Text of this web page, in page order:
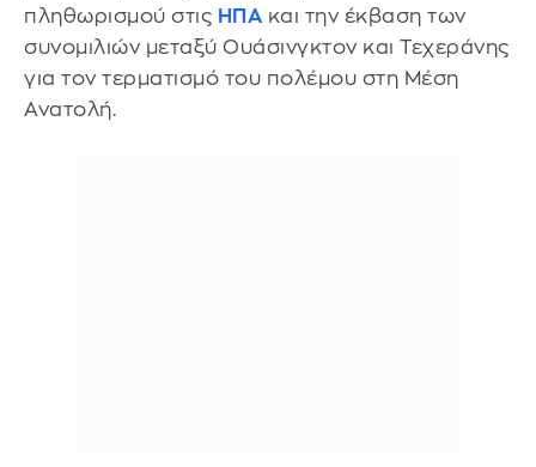
πληθωρισμού στις ΗΠΑ και την έκβαση των
συνομιλιών μεταξύ Ουάσινγκτον και Τεχεράνης
για τον τερματισμό του πολέμου στη Μέση
Ανατολή.